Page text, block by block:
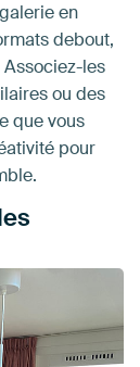
en
debout,
les
ou des
que vous
pour